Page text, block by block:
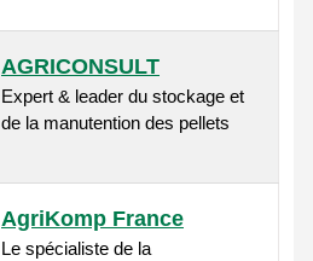
AGRICONSULT
Expert & leader du stockage et
de la manutention des pellets
AgriKomp France
Le spécialiste de la